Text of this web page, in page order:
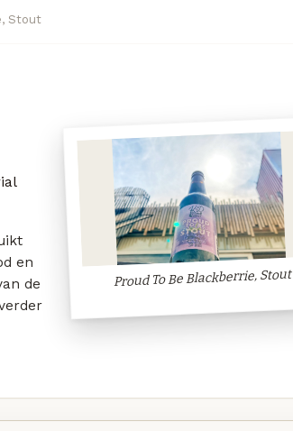
Stout
en
de
Proud To Be Blackberrie, Stout